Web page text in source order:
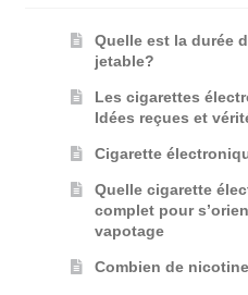
Quelle est la durée
jetable?
Les cigarettes
Idées reçues et
Cigarette
Quelle cigarette
complet pour
vapotage
Combien de